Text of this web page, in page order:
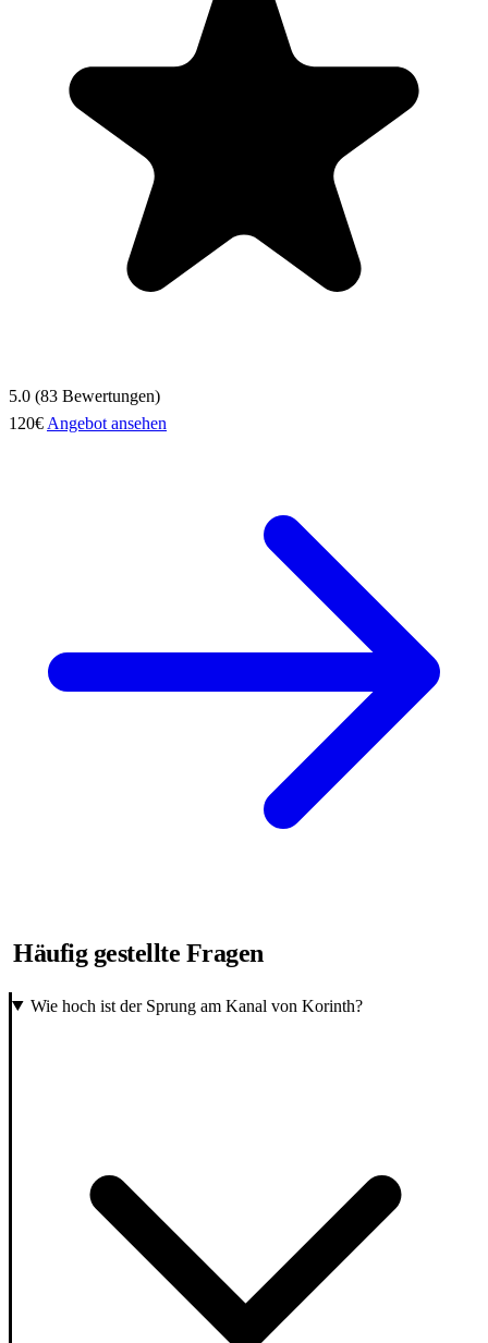
5.0 (83 Bewertungen)
120€ Angebot ansehen
Häufig gestellte Fragen
Wie hoch ist der Sprung am Kanal von Korinth?